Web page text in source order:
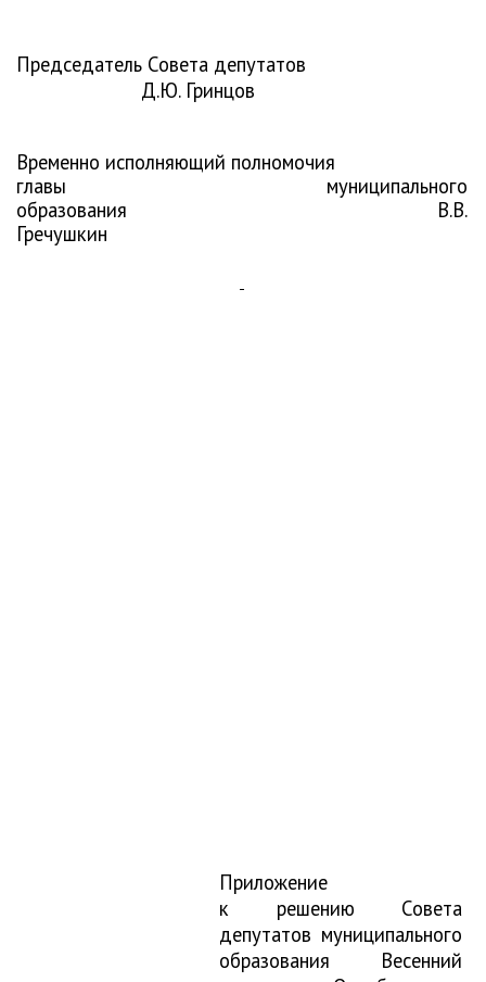
Председатель Совета депутатов
Д.Ю. Гринцов
Временно исполняющий полномочия
главы муниципального
образования
В.В.
Гречушкин
Приложение
к решению Совета
депутатов муниципального
образования Весенний